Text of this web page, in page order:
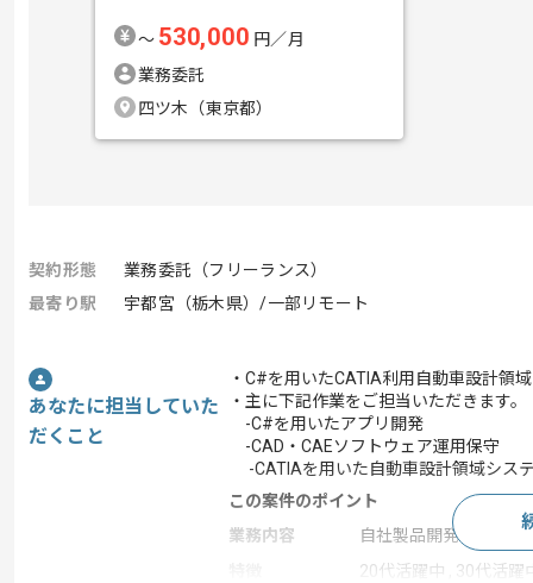
〜 530,000 円／月
業務委託
四ツ木（東京都）
契約形態
業務委託（フリーランス）
最寄り駅
宇都宮（栃木県）/一部リモート
あなたに担当していた
だくこと
・C#を用いたCATIA利用自動車設計領
・主に下記作業をご担当いただきます。
-C#を用いたアプリ開発
-CAD・CAEソフトウェア運用保守
-CATIAを用いた自動車設計領域シス
この案件のポイント
業務内容
自社製品開発 , システ
20代活躍中 , 30代活躍